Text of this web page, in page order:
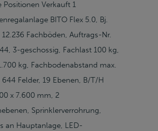
Positionen Verkauft 1
BITO Flex 5.0, Bj.
12.236 Fachböden, Auftrags-Nr.
3-geschossig, Fachlast 100 kg,
kg, Fachbodenabstand max.
Felder, 19 Ebenen, B/T/H
x 7.600 mm, 2
Sprinklerverrohrung,
an Hauptanlage, LED-